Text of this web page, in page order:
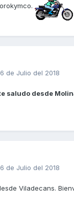
de Julio del 2018
saludo desde
de Julio del 2018
Viladecans.